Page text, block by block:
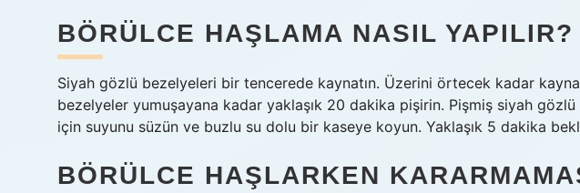
BÖRÜLCE HAŞLAMA NASIL YAPILIR?
Siyah gözlü bezelyeleri bir tencerede kaynatın. Üzerini örtecek kadar
bezelyeler yumuşayana kadar yaklaşık 20 dakika pişirin. Pişmiş siyah
için suyunu süzün ve buzlu su dolu bir kaseye koyun. Yaklaşık 5 dakika
BÖRÜLCE HAŞLARKEN